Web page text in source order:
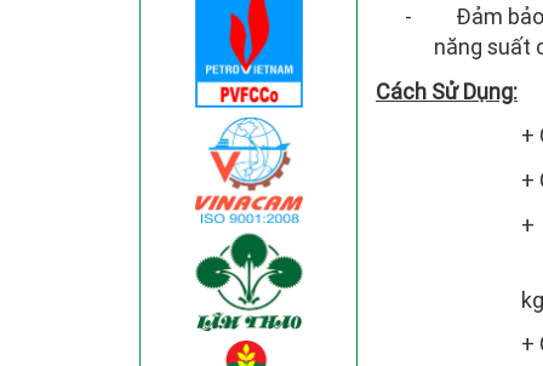
- Đảm bảo
năng suất
Cách Sử Dụng:
+ Cây
+ Cây
+ Cây
+ Cây